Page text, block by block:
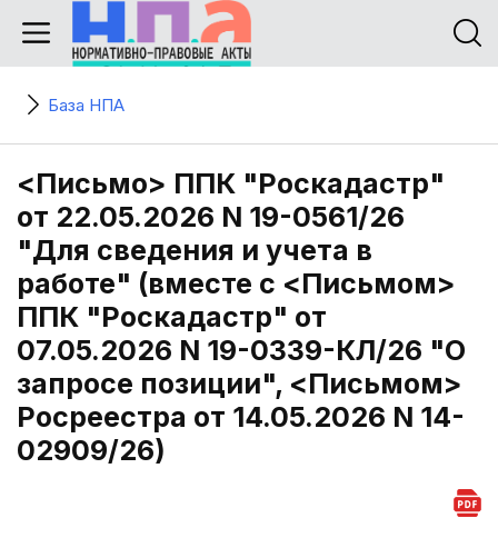
База НПА
<Письмо> ППК "Роскадастр"
от 22.05.2026 N 19-0561/26
"Для сведения и учета в
работе" (вместе с <Письмом>
ППК "Роскадастр" от
07.05.2026 N 19-0339-КЛ/26 "О
запросе позиции", <Письмом>
Росреестра от 14.05.2026 N 14-
02909/26)